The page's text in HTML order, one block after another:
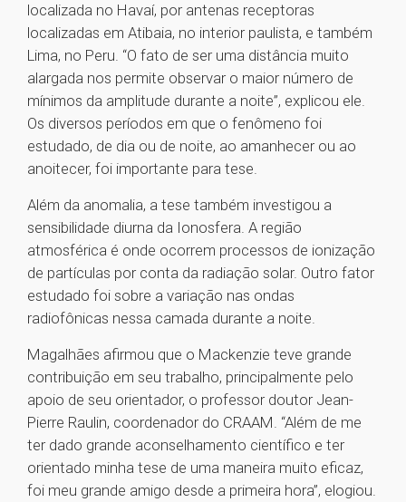
localizada no Havaí, por antenas receptoras
localizadas em Atibaia, no interior paulista, e também
Lima, no Peru. “O fato de ser uma distância muito
alargada nos permite observar o maior número de
mínimos da amplitude durante a noite”, explicou ele.
Os diversos períodos em que o fenômeno foi
estudado, de dia ou de noite, ao amanhecer ou ao
anoitecer, foi importante para tese.
Além da anomalia, a tese também investigou a
sensibilidade diurna da Ionosfera. A região
atmosférica é onde ocorrem processos de ionização
de partículas por conta da radiação solar. Outro fator
estudado foi sobre a variação nas ondas
radiofônicas nessa camada durante a noite.
Magalhães afirmou que o Mackenzie teve grande
contribuição em seu trabalho, principalmente pelo
apoio de seu orientador, o professor doutor Jean-
Pierre Raulin, coordenador do CRAAM. “Além de me
ter dado grande aconselhamento científico e ter
orientado minha tese de uma maneira muito eficaz,
foi meu grande amigo desde a primeira hora”, elogiou.